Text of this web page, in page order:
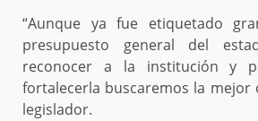
“Aunque ya fue etiquetado
presupuesto general del
reconocer a la institución y
fortalecerla buscaremos la mejor
legislador.